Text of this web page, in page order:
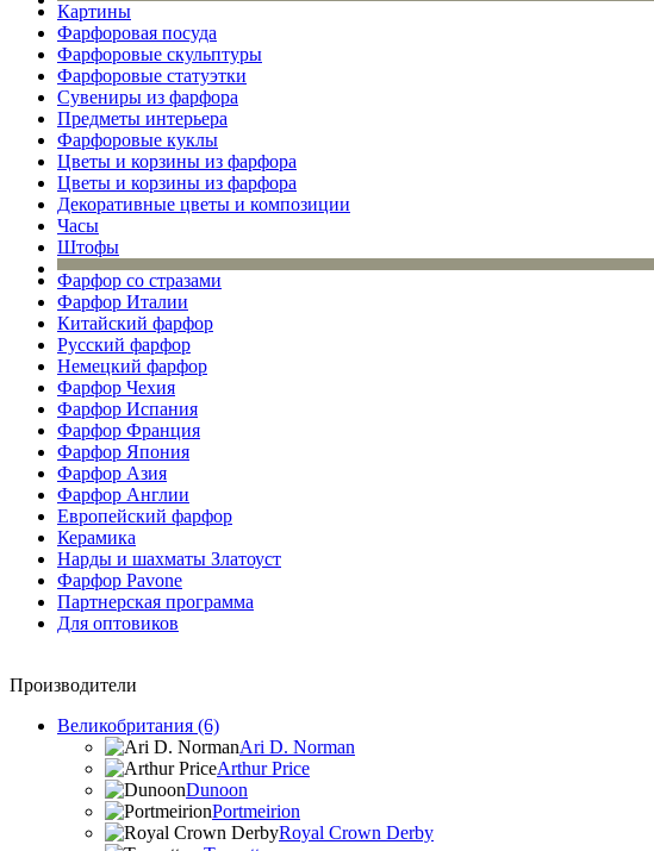
Картины
Фарфоровая посуда
Фарфоровые скульптуры
Фарфоровые статуэтки
Сувениры из фарфора
Предметы интерьера
Фарфоровые куклы
Цветы и корзины из фарфора
Цветы и корзины из фарфора
Декоративные цветы и композиции
Часы
Штофы
Фарфор со стразами
Фарфор Италии
Китайский фарфор
Русский фарфор
Немецкий фарфор
Фарфор Чехия
Фарфор Испания
Фарфор Франция
Фарфор Япония
Фарфор Азия
Фарфор Англии
Европейский фарфор
Керамика
Нарды и шахматы Златоуст
Фарфор Pavone
Партнерская программа
Для оптовиков
Производители
Великобритания (6)
Ari D. Norman
Arthur Price
Dunoon
Portmeirion
Royal Crown Derby